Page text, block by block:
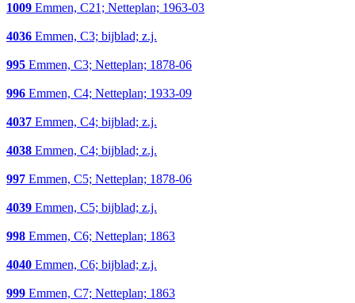
1009 Emmen, C21; Netteplan; 1963-03
4036 Emmen, C3; bijblad; z.j.
995 Emmen, C3; Netteplan; 1878-06
996 Emmen, C4; Netteplan; 1933-09
4037 Emmen, C4; bijblad; z.j.
4038 Emmen, C4; bijblad; z.j.
997 Emmen, C5; Netteplan; 1878-06
4039 Emmen, C5; bijblad; z.j.
998 Emmen, C6; Netteplan; 1863
4040 Emmen, C6; bijblad; z.j.
999 Emmen, C7; Netteplan; 1863